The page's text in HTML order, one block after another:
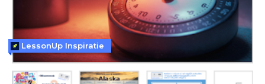
LessonUp Inspiratie